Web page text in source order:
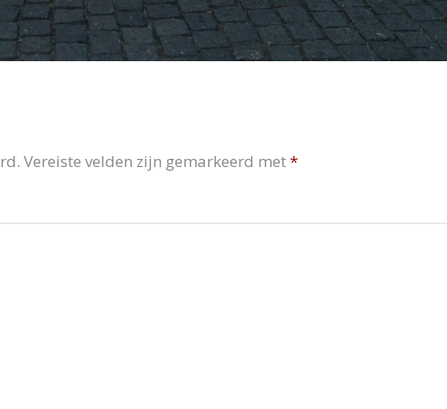
Vereiste velden zijn gemarkeerd met*